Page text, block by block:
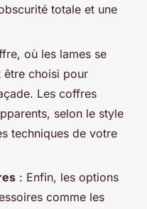
totale et une
où les lames se
être choisi pour
Les coffres
selon le style
techniques de votre
: Enfin, les options
comme les